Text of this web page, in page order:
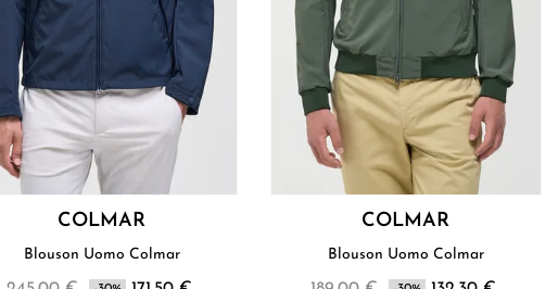
COLMAR
Blouson Uomo Colmar
COLMAR
Blouson Uomo Colmar